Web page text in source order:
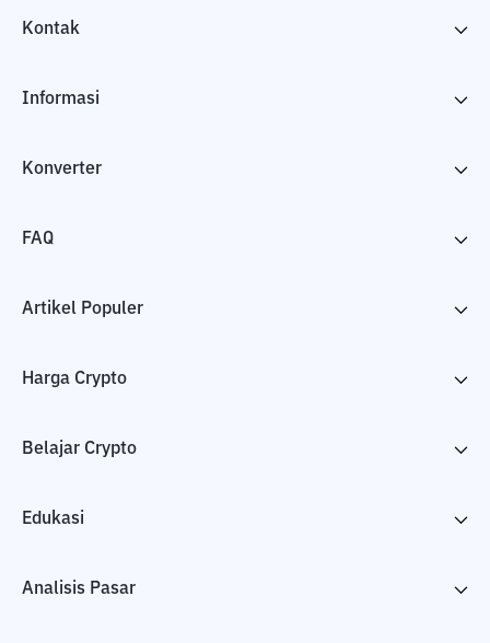
Kontak
Informasi
Konverter
FAQ
Artikel Populer
Harga Crypto
Belajar Crypto
Edukasi
Analisis Pasar